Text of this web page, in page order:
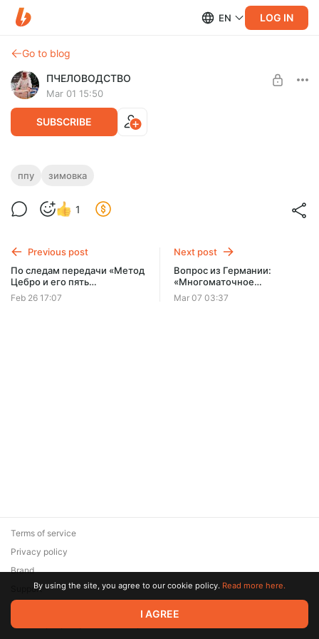
EN LOG IN
Go to blog
ПЧЕЛОВОДСТВО
Mar 01 15:50
SUBSCRIBE
«Зимовка в ППУ, неожиданное
«Спроси Калёнова»
недостатки и свои достоинства!
"ДЕЛОВОЙ" - Базовый уровень
ппу зимовка
1
Previous post
По следам передачи «Метод
Цебро и его пять
интерпретаций».
СПРАШИВАЙТЕ!
Feb 26 17:07
Next post
Вопрос из Германии:
«Многоматочное
пчеловодство — четыре
матки с весны до осени», —
Mar 07 03:37
© 2026 Zaya Solutions Limited. All rights reserved. All trademarks
are the property of their respective owners.
Terms of service
Privacy policy
Brand
SupportBy using the site, you agree to our cookie policy. Read more here.
I AGREE